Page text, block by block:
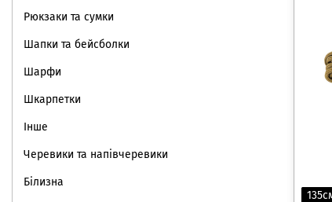
Рюкзаки та сумки
Шапки та бейсболки
Шарфи
Шкарпетки
Інше
Черевики та напівчеревики
Білизна